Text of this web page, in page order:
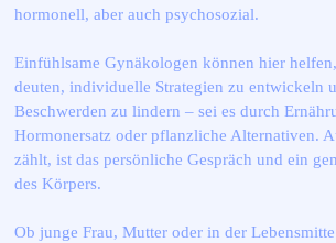
hormonell, aber auch psychosozial.
Einfühlsame Gynäkologen können hier
deuten, individuelle Strategien zu entwickeln
Beschwerden zu lindern – sei es durch
Hormonersatz oder pflanzliche Alternativen.
zählt, ist das persönliche Gespräch und ein
des Körpers.
Ob junge Frau, Mutter oder in der